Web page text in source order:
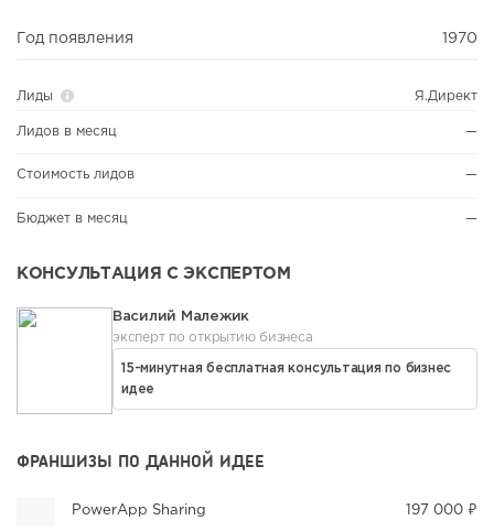
Год появления 1970
Лиды Я.Директ
Лидов в месяц —
Стоимость лидов —
Бюджет в месяц —
КОНСУЛЬТАЦИЯ С ЭКСПЕРТОМ
Василий Малежик
эксперт по открытию бизнеса
15-минутная бесплатная консультация по бизнес
идее
ФРАНШИЗЫ ПО ДАННОЙ ИДЕЕ
PowerApp Sharing 197 000 ₽